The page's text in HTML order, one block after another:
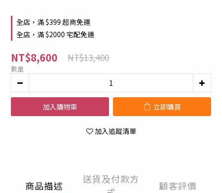
全店，滿 $399 超商免運
全店，滿 $2000 宅配免運
NT$8,600 NT$13,400
數量
加入購物車 立即購買
加入追蹤清單
商品描述
送貨及付款方
顧客評價